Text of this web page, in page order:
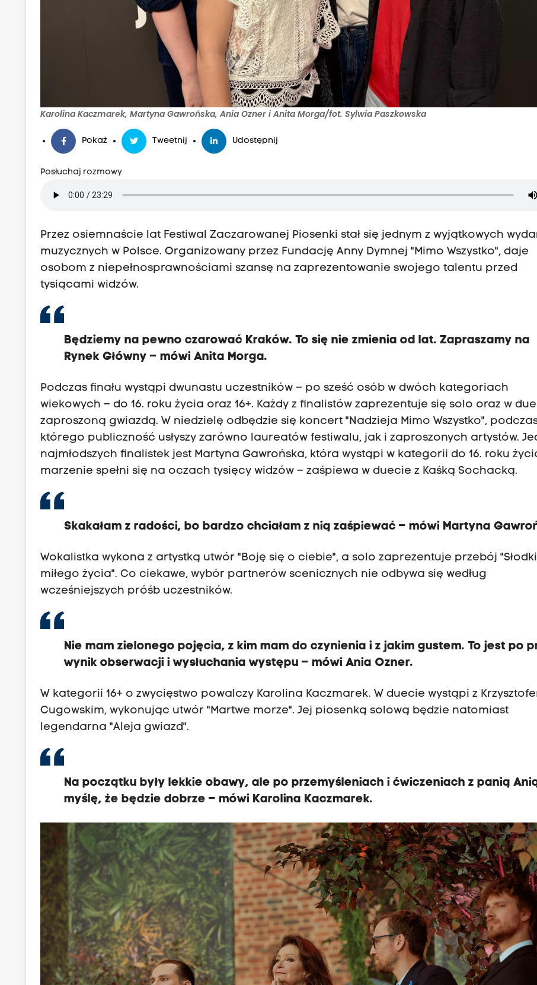
Karolina Kaczmarek, Martyna Gawrońska, Ania Ozner i Anita Morga/fot. Sylwia Paszkowska
Pokaż Tweetnij Udostępnij
Posłuchaj rozmowy
Przez osiemnaście lat Festiwal Zaczarowanej Piosenki stał się jednym z wyjątkowych
muzycznych w Polsce. Organizowany przez Fundację Anny Dymnej "Mimo Wszystko", daje
osobom z niepełnosprawnościami szansę na zaprezentowanie swojego talentu przed
tysiącami widzów.
Będziemy na pewno czarować Kraków. To się nie zmienia od lat. Zapraszamy na
Rynek Główny – mówi Anita Morga.
Podczas finału wystąpi dwunastu uczestników – po sześć osób w dwóch kategoriach
wiekowych – do 16. roku życia oraz 16+. Każdy z finalistów zaprezentuje się solo oraz w
zaproszoną gwiazdą. W niedzielę odbędzie się koncert "Nadzieja Mimo Wszystko",
którego publiczność usłyszy zarówno laureatów festiwalu, jak i zaproszonych artystów.
najmłodszych finalistek jest Martyna Gawrońska, która wystąpi w kategorii do 16. roku
marzenie spełni się na oczach tysięcy widzów – zaśpiewa w duecie z Kaśką Sochacką.
Skakałam z radości, bo bardzo chciałam z nią zaśpiewać – mówi Martyna
Wokalistka wykona z artystką utwór "Boję się o ciebie", a solo zaprezentuje przebój
miłego życia". Co ciekawe, wybór partnerów scenicznych nie odbywa się według
wcześniejszych próśb uczestników.
Nie mam zielonego pojęcia, z kim mam do czynienia i z jakim gustem. To jest po
wynik obserwacji i wysłuchania występu – mówi Ania Ozner.
W kategorii 16+ o zwycięstwo powalczy Karolina Kaczmarek. W duecie wystąpi z
Cugowskim, wykonując utwór "Martwe morze". Jej piosenką solową będzie natomiast
legendarna "Aleja gwiazd".
Na początku były lekkie obawy, ale po przemyśleniach i ćwiczeniach z panią
myślę, że będzie dobrze – mówi Karolina Kaczmarek.